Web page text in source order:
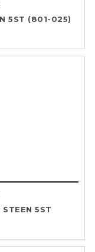
5ST (801-025)
5ST